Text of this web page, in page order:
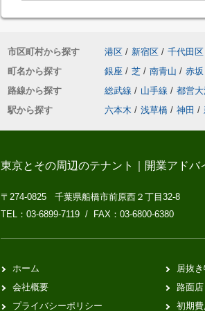
市区町村から探す 港区 / 新宿区 / 千代田区
町名から探す
銀座 / 芝 / 南青山 / 赤坂
路線から探す
総武線 / 山手線 / 都営
駅から探す
六本木 / 浅草橋 / 神田 /
東京とその周辺のテナント｜開業アドバ
〒274-0825 千葉県船橋市前原西２丁目32-8
TEL：03-6899-7119 / FAX：03-6800-6380
ホーム
会社概要
プライバシーポリシー
居抜
路面店
初期